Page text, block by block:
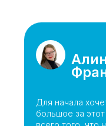
Для начала
большое за этот